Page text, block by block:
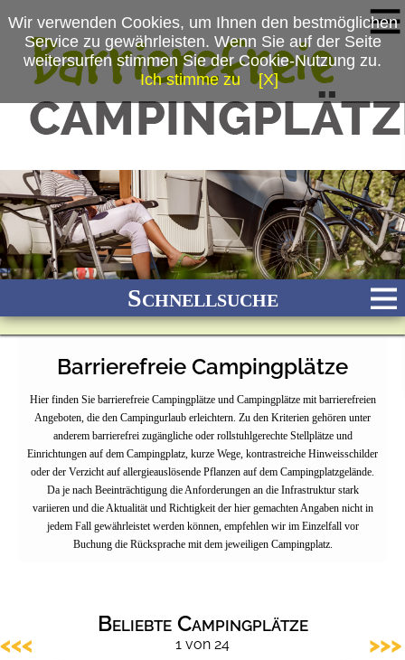
Schnellsuche
See
Wald/Wiesen
Stadtnah
Ganzjährig geöffnet
Barrierefreie Campingplätze
Barrierefreie Campingplätze
Hier finden Sie barrierefreie Campingplätze und Campingplätze mit barrierefreien
Angeboten, die den Campingurlaub erleichtern. Zu den Kriterien gehören unter
anderem barrierefrei zugängliche oder rollstuhlgerechte Stellplätze und
Einrichtungen auf dem Campingplatz, kurze Wege, kontrastreiche Hinweisschilder
oder der Verzicht auf allergieauslösende Pflanzen auf dem Campingplatzgelände.
Da je nach Beeinträchtigung die Anforderungen an die Infrastruktur stark
variieren und die Aktualität und Richtigkeit der hier gemachten Angaben nicht in
jedem Fall gewährleistet werden können, empfehlen wir im Einzelfall vor
Buchung die Rücksprache mit dem jeweiligen Campingplatz.
Beliebte Campingplätze
1 von 24
<<< >>>
Wir verwenden Cookies, um Ihnen den bestmöglichen
Service zu gewährleisten. Wenn Sie auf der Seite
weitersurfen stimmen Sie der Cookie-Nutzung zu.
Ich stimme zu
[X]